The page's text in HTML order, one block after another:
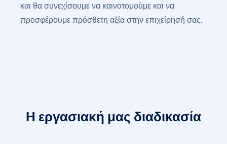
και θα συνεχίσουμε να καινοτομούμε και να
προσφέρουμε πρόσθετη αξία στην επιχείρησή σας.
Η εργασιακή μας διαδικασία